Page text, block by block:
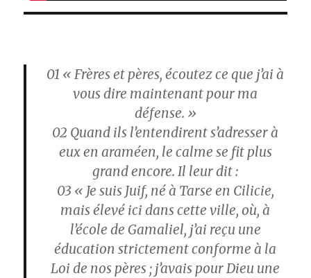
01 « Frères et pères, écoutez ce que j’ai à
vous dire maintenant pour ma
défense. »
02 Quand ils l’entendirent s’adresser à
eux en araméen, le calme se fit plus
grand encore. Il leur dit :
03 « Je suis Juif, né à Tarse en Cilicie,
mais élevé ici dans cette ville, où, à
l’école de Gamaliel, j’ai reçu une
éducation strictement conforme à la
Loi de nos pères ; j’avais pour Dieu une